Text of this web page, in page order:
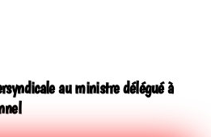
au ministre délégué à